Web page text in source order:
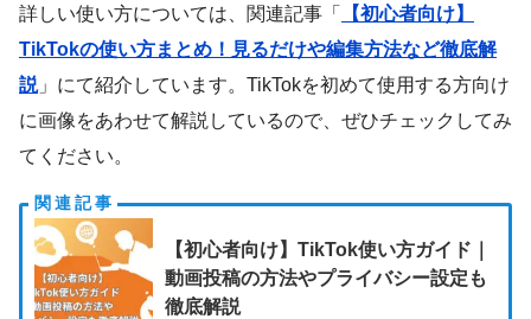
詳しい使い方については、関連記事「
【初心者向け】
TikTokの使い方まとめ！見るだけや編集方法など徹底解
説」にて紹介しています。TikTokを初めて使用する方向け
に画像をあわせて解説しているので、ぜひチェックしてみ
てください。
【初心者向け】TikTok使い方ガイド｜
動画投稿の方法やプライバシー設定も
徹底解説